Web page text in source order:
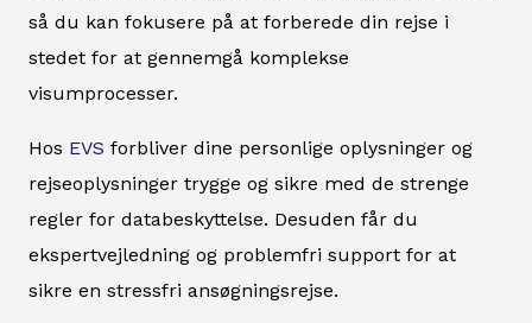
så du kan fokusere på at forberede din rejse i
stedet for at gennemgå komplekse
visumprocesser.
Hos EVS forbliver dine personlige oplysninger og
rejseoplysninger trygge og sikre med de strenge
regler for databeskyttelse. Desuden får du
ekspertvejledning og problemfri support for at
sikre en stressfri ansøgningsrejse.